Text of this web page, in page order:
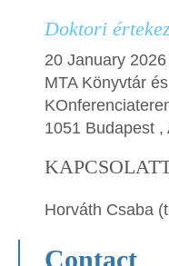
Doktori
20 January
MTA Könyvtár
1051 Budapest ,
Horváth Csaba
Contact